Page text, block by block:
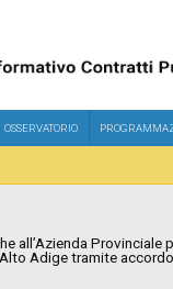
OSSERVATORIO
all’Azienda Provinciale
Adige tramite